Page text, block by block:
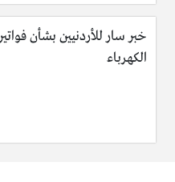
خبر سار للأردنيين بشأن فواتير
الكهرباء